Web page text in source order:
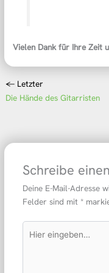
Vielen Dank für Ihre Zeit
← Letzter
Die Hände des Gitarristen
Schreibe
Deine E-Mail-Adresse
Felder sind mit *
eingeben…